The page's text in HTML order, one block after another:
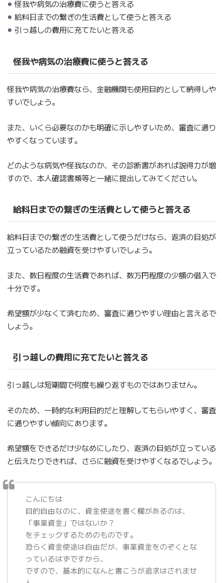
怪我や病気の治療費に使うと答える
給料日までの繋ぎの生活費として使うと答える
引っ越しの費用に充てたいと答える
怪我や病気の治療費に使うと答える
怪我や病気の治療費なら、金融機関も使用目的として納得しや
すいでしょう。
また、いくら必要なのかも明確に示しやすいため、審査に通り
やすくなっています。
どのような病気や怪我なのか、その診断書があれば説得力が増
すので、本人確認書類等と一緒に提出してみてください。
給料日までの繋ぎの生活費として使うと答える
給料日までの繋ぎの生活費として使うだけなら、返済の目処が
立っているため融資を受けやすいでしょう。
また、数日程度の生活費であれば、数万円程度の少額の借入で
十分です。
希望額が少なくて済むため、審査に通りやすい理由と言えるで
しょう。
引っ越しの費用に充てたいと答える
引っ越しは短期間で何度も繰り返すものではありません。
そのため、一時的な利用目的だと理解してもらいやすく、審査
に通りやすい傾向にあります。
希望額をできるだけ少なめにしたり、返済の目処が立っている
と伝えたりできれば、さらに融資を受けやすくなるでしょう。
こんにちは
目的自由なのに、資金使途を書く欄があるのは、
「事業資金」ではないか？
をチェックするためのものです。
恐らく資金使途は自由だが、事業資金をのぞくとな
っているはずですから、
ですので、基本的になんと書こうが追求はされませ